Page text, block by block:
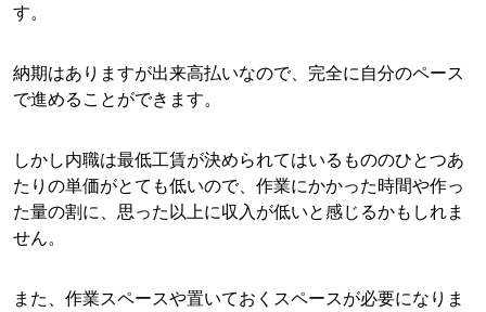
す。
納期はありますが出来高払いなので、完全に自分のペース
で進めることができます。
しかし内職は最低工賃が決められてはいるもののひとつあ
たりの単価がとても低いので、作業にかかった時間や作っ
た量の割に、思った以上に収入が低いと感じるかもしれま
せん。
また、作業スペースや置いておくスペースが必要になりま